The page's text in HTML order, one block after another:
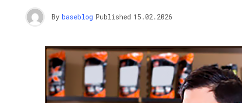
By baseblog Published 15.02.2026